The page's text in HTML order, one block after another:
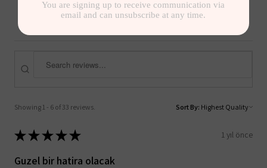
4.6★★★★★ 33
33
Showing 1 - 6 of 33 reviews. Sort By:
★★★★★ 1 yıl önce
Guzel bir hatira olacak